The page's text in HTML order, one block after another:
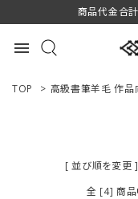
商品代金合
menu
ACCOUNT MENU
TOP > 高級書筆羊毛 作品
[ 並び順を変更 ]
全 [4] 商品